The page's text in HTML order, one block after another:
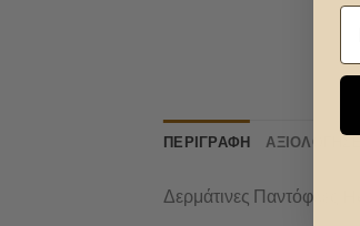
ΠΕΡΙΓΡΑΦΉ
Δερμάτινες Παντόφλες